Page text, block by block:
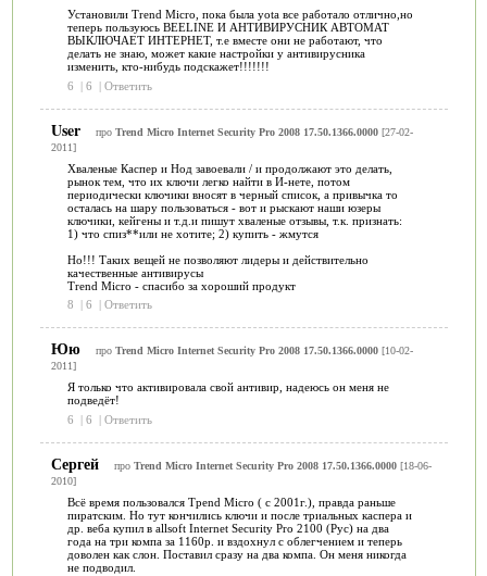
Установили Trend Micro, пока была yota все работало отлично,но
теперь пользуюсь BEELINE И АНТИВИРУСНИК АВТОМАТ
ВЫКЛЮЧАЕТ ИНТЕРНЕТ, т.е вместе они не работают, что
делать не знаю, может какие настройки у антивирусника
изменить, кто-нибудь подскажет!!!!!!!
6
| 6 | Ответить
User про Trend Micro Internet Security Pro 2008 17.50.1366.0000[27-02-
2011]
Хваленые Каспер и Нод завоевали / и продолжают это делать,
рынок тем, что их ключи легко найти в И-нете, потом
периодически ключики вносят в черный список, а привычка то
осталась на шару пользоваться - вот и рыскают наши юзеры
ключики, кейгены и т.д.и пишут хваленые отзывы, т.к. признать:
1) что спиз**или не хотите; 2) купить - жмутся
Но!!! Таких вещей не позволяют лидеры и действительно
качественные антивирусы
Trend Micro - спасибо за хороший продукт
8
| 6 | Ответить
Юю про Trend Micro Internet Security Pro 2008 17.50.1366.0000[10-02-
2011]
Я только что активировала свой антивир, надеюсь он меня не
подведёт!
6
| 6 | Ответить
Сергей про Trend Micro Internet Security Pro 2008 17.50.1366.0000[18-06-
2010]
Всё время пользовался Треnd Micro ( с 2001г.), правда раньше
пиратским. Но тут кончились ключи и после триальных каспера и
др. веба купил в allsoft Internet Security Pro 2100 (Рус) на два
года на три компа за 1160р. и вздохнул с облегчением и теперь
доволен как слон. Поставил сразу на два компа. Он меня никогда
не подводил.